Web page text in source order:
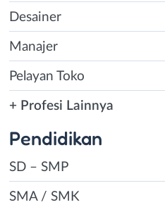
Desainer
Manajer
Pelayan Toko
+ Profesi Lainnya
Pendidikan
SD – SMP
SMA / SMK